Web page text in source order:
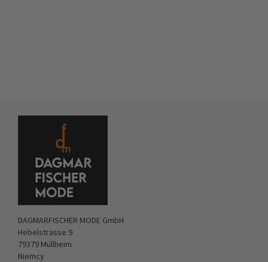
DAGMARFISCHER MODE GmbH
Hebelstrasse 9
79379 Müllheim
Niemcy